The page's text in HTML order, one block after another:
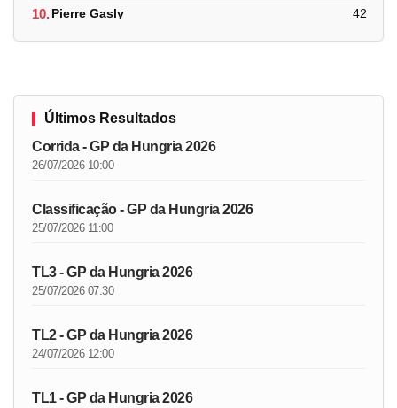
10.Pierre Gasly 42
Últimos Resultados
Corrida - GP da Hungria 2026
26/07/2026 10:00
Classificação - GP da Hungria 2026
25/07/2026 11:00
TL3 - GP da Hungria 2026
25/07/2026 07:30
TL2 - GP da Hungria 2026
24/07/2026 12:00
TL1 - GP da Hungria 2026